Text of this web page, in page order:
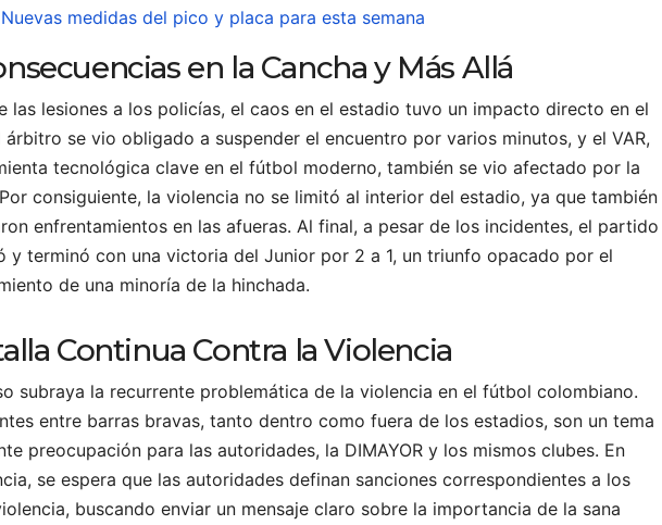
Nuevas medidas del pico y placa para esta semana
en la Cancha y Más Allá
las lesiones a los policías, el caos en el estadio tuvo un impacto directo en el
se vio obligado a suspender el encuentro por varios minutos, y el VAR,
tecnológica clave en el fútbol moderno, también se vio afectado por la
consiguiente, la violencia no se limitó al interior del estadio, ya que también
enfrentamientos en las afueras. Al final, a pesar de los incidentes, el partido
y terminó con una victoria del Junior por 2 a 1, un triunfo opacado por el
de una minoría de la hinchada.
Continua Contra la Violencia
subraya la recurrente problemática de la violencia en el fútbol colombiano.
entre barras bravas, tanto dentro como fuera de los estadios, son un tema
preocupación para las autoridades, la DIMAYOR y los mismos clubes. En
se espera que las autoridades definan sanciones correspondientes a los
buscando enviar un mensaje claro sobre la importancia de la sana